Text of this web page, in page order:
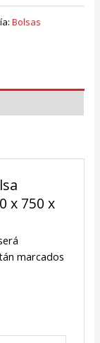
Bolsas
x 750 x
marcados